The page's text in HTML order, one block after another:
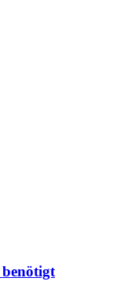
benötigt